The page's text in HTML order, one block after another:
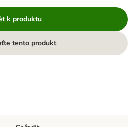
k produktu
tento produkt